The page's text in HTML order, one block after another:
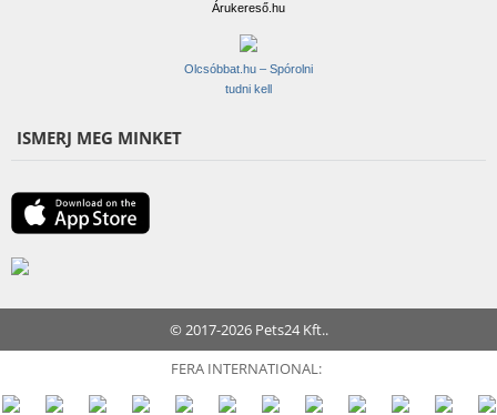
Árukereső.hu
Olcsóbbat.hu – Spórolni
tudni kell
ISMERJ MEG MINKET
© 2017-2026 Pets24 Kft..
FERA INTERNATIONAL: